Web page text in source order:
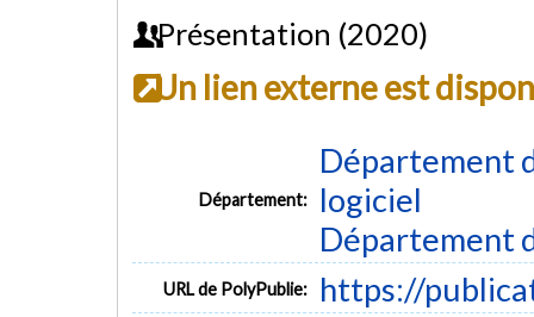
Présentation (2020)
Un lien externe est
Département:
Département
logiciel
Département
URL de PolyPublie: https://